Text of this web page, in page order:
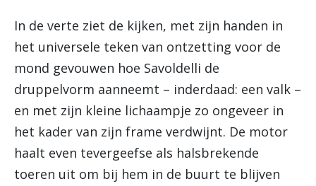
In de verte ziet de kijken, met zijn handen in
het universele teken van ontzetting voor de
mond gevouwen hoe Savoldelli de
druppelvorm aanneemt – inderdaad: een valk –
en met zijn kleine lichaampje zo ongeveer in
het kader van zijn frame verdwijnt. De motor
haalt even tevergeefse als halsbrekende
toeren uit om bij hem in de buurt te blijven